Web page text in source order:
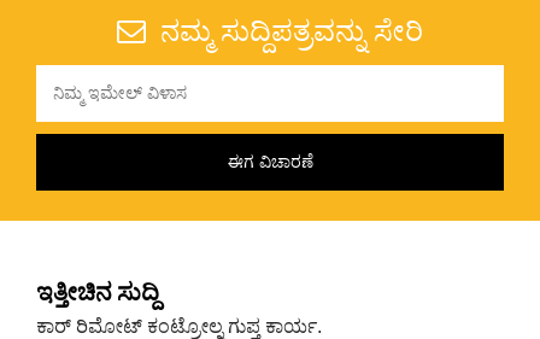
ನಮ್ಮ ಸುದ್ದಿಪತ್ರವನ್ನು ಸೇರಿ
ಇತ್ತೀಚಿನ ಸುದ್ದಿ
ಕಾರ್ ರಿಮೋಟ್ ಕಂಟ್ರೋಲ್ನ ಗುಪ್ತ ಕಾರ್ಯ.